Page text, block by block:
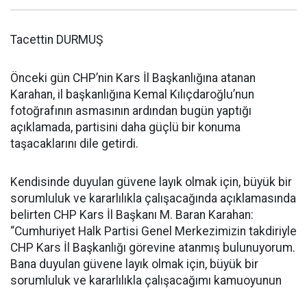
Tacettin DURMUŞ
Önceki gün CHP’nin Kars İl Başkanlığına atanan
Karahan, il başkanlığına Kemal Kılıçdaroğlu’nun
fotoğrafının asmasının ardından bugün yaptığı
açıklamada, partisini daha güçlü bir konuma
taşacaklarını dile getirdi.
Kendisinde duyulan güvene layık olmak için, büyük bir
sorumluluk ve kararlılıkla çalışacağında açıklamasında
belirten CHP Kars İl Başkanı M. Baran Karahan:
“Cumhuriyet Halk Partisi Genel Merkezimizin takdiriyle
CHP Kars İl Başkanlığı görevine atanmış bulunuyorum.
Bana duyulan güvene layık olmak için, büyük bir
sorumluluk ve kararlılıkla çalışacağımı kamuoyunun